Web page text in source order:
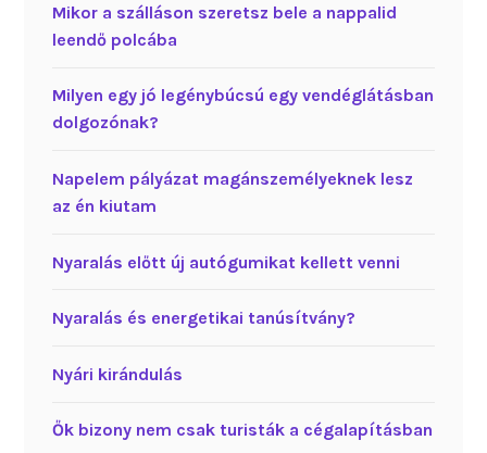
Mikor a szálláson szeretsz bele a nappalid
leendő polcába
Milyen egy jó legénybúcsú egy vendéglátásban
dolgozónak?
Napelem pályázat magánszemélyeknek lesz
az én kiutam
Nyaralás előtt új autógumikat kellett venni
Nyaralás és energetikai tanúsítvány?
Nyári kirándulás
Ők bizony nem csak turisták a cégalapításban